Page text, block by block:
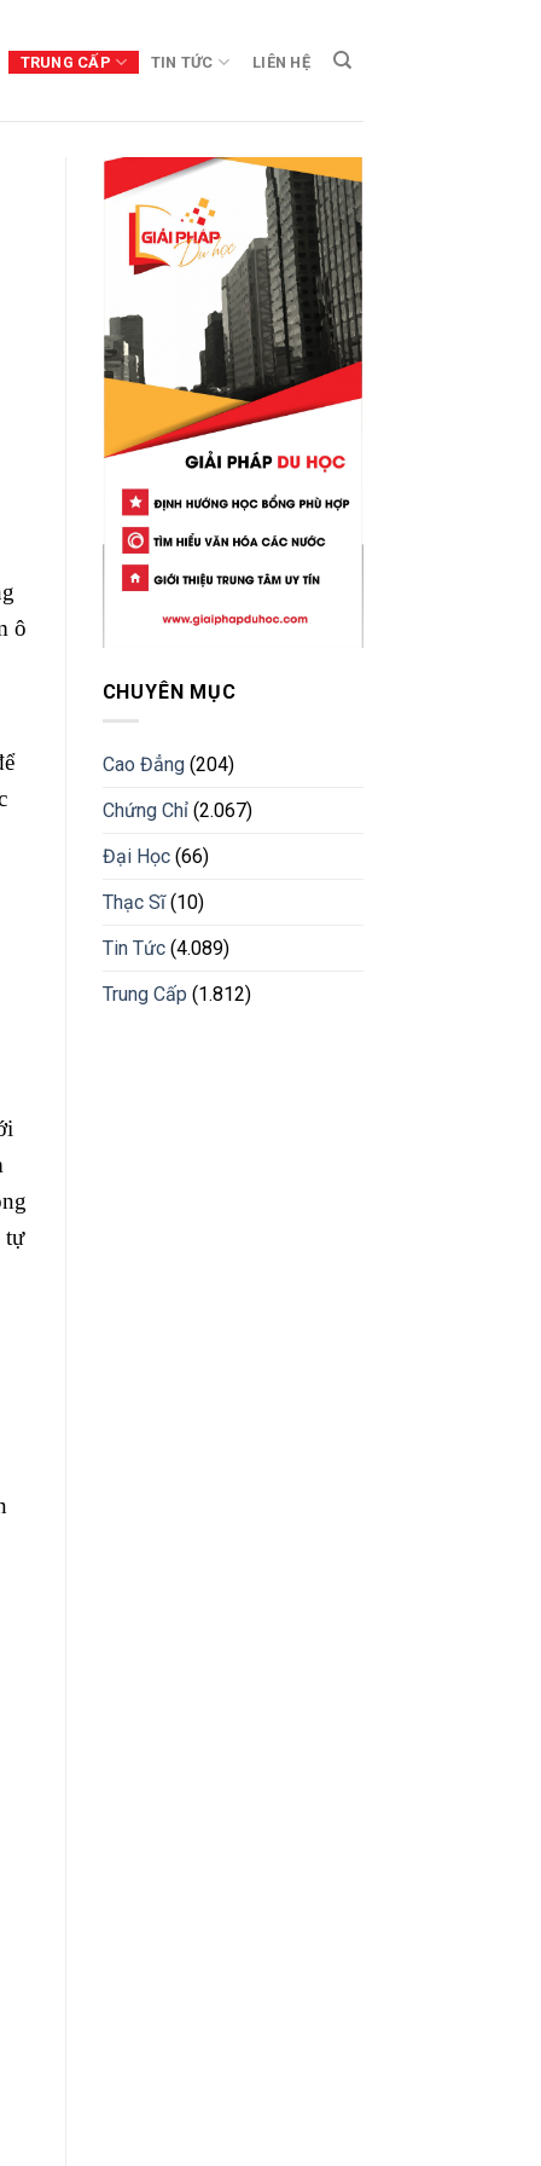
TRUNG CẤP TIN TỨC LIÊN HỆ
ô
tự
CHUYÊN MỤC
Cao Đẳng(204)
Chứng Chỉ(2.067)
Đại Học(66)
Thạc Sĩ(10)
Tin Tức(4.089)
Trung Cấp (1.812)